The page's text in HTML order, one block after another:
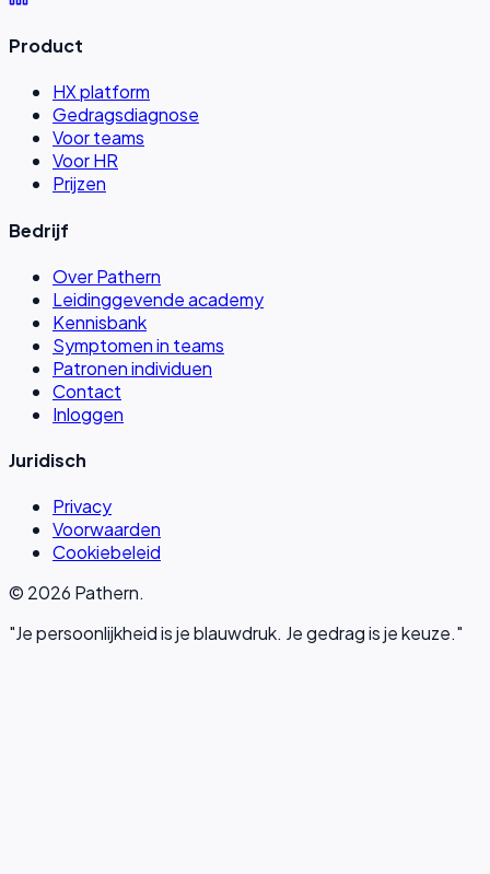
Product
HX platform
Gedragsdiagnose
Voor teams
Voor HR
Prijzen
Bedrijf
Over Pathern
Leidinggevende academy
Kennisbank
Symptomen in teams
Patronen individuen
Contact
Inloggen
Juridisch
Privacy
Voorwaarden
Cookiebeleid
© 2026 Pathern.
"Je persoonlijkheid is je blauwdruk. Je gedrag is je keuze."